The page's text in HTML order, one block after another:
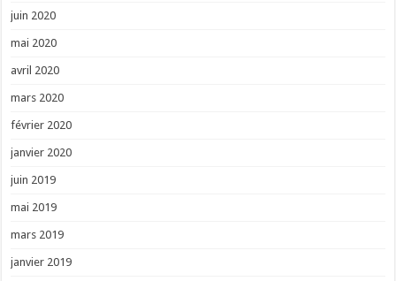
juin 2020
mai 2020
avril 2020
mars 2020
février 2020
janvier 2020
juin 2019
mai 2019
mars 2019
janvier 2019